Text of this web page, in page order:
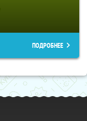
ПОДРОБНЕЕ